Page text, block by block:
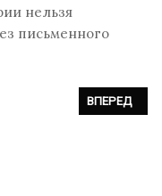
нельзя
письменного
- КОНЦЕРТ НА XIIIСЛЕДУЮЩИЙ:
ВПЕРЕД